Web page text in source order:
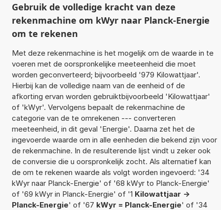
Gebruik de volledige kracht van deze
rekenmachine om kWyr naar Planck-Energie
om te rekenen
Met deze rekenmachine is het mogelijk om de waarde in te
voeren met de oorspronkelijke meeteenheid die moet
worden geconverteerd; bijvoorbeeld '979 Kilowattjaar'.
Hierbij kan de volledige naam van de eenheid of de
afkorting ervan worden gebruiktbijvoorbeeld 'Kilowattjaar'
of 'kWyr'. Vervolgens bepaalt de rekenmachine de
categorie van de te omrekenen --- converteren
meeteenheid, in dit geval 'Energie'. Daarna zet het de
ingevoerde waarde om in alle eenheden die bekend zijn voor
de rekenmachine. In de resulterende lijst vindt u zeker ook
de conversie die u oorspronkelijk zocht. Als alternatief kan
de om te rekenen waarde als volgt worden ingevoerd: '34
kWyr naar Planck-Energie' of '68 kWyr to Planck-Energie'
of '69 kWyr in Planck-Energie' of '1 Kilowattjaar ->
Planck-Energie' of '67 kWyr = Planck-Energie' of '34